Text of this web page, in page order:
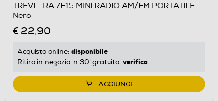
TREVI - RA 7F15 MINI RADIO AM/FM PORTATILE-
Nero
€ 22,90
Acquisto online: disponibile
Ritiro in negozio in 30' gratuito: verifica
AGGIUNGI